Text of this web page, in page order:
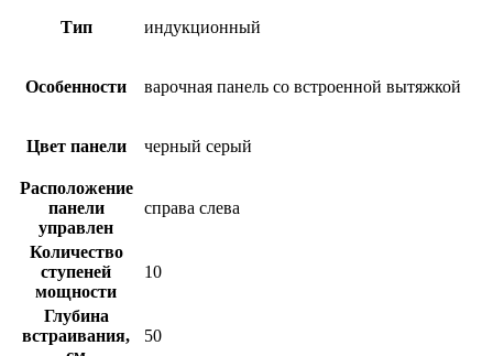
Тип индукционный
Особенности варочная панель со встроенной вытяжкой
Цвет панели черный серый
Расположение
панели
управлен
справа слева
Количество
ступеней
мощности
10
Глубина
встраивания,
50